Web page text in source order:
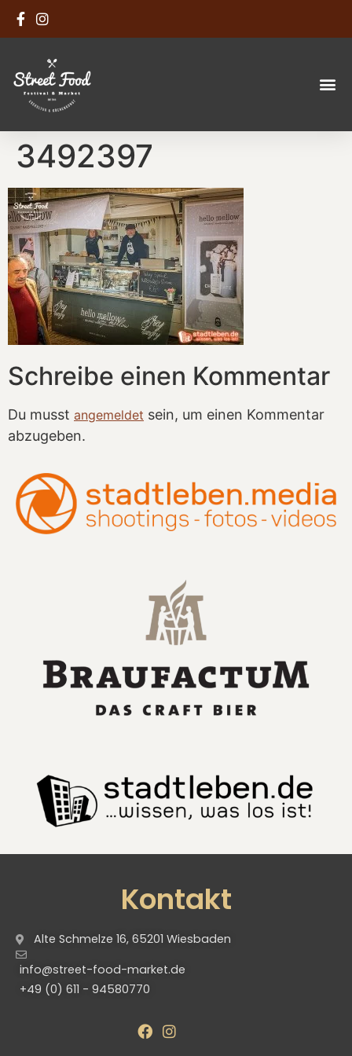
3492397
Schreibe einen Kommentar
Du musst angemeldet sein, um einen Kommentar
abzugeben.
Kontakt
Alte Schmelze 16, 65201 Wiesbaden
info@street-food-market.de
+49 (0) 611 - 94580770